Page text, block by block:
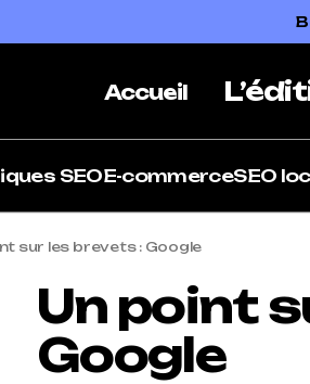
Accueil
SEOE-commerceSEO
sur les brevets : Google
Un point
Google